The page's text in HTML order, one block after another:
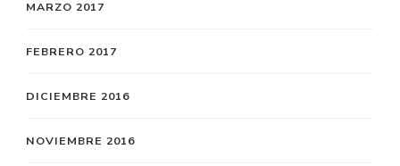
MARZO 2017
FEBRERO 2017
DICIEMBRE 2016
NOVIEMBRE 2016